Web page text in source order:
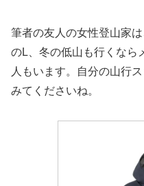
筆者の友人の女性登山家
のL、冬の低山も行くなら
人もいます。自分の山行
みてくださいね。